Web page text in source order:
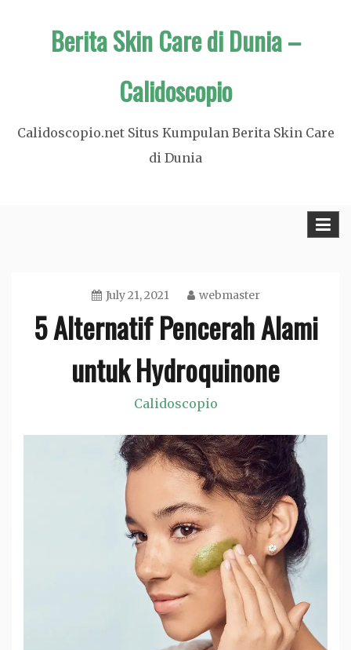
Berita Skin Care di Dunia –
Calidoscopio
Calidoscopio.net Situs Kumpulan Berita Skin Care
di Dunia
July 21, 2021 webmaster
5 Alternatif Pencerah Alami
untuk Hydroquinone
Calidoscopio